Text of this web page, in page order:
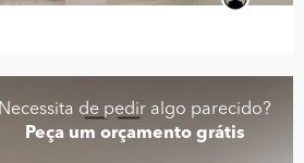
Necessita de pedir algo parecido?
Peça um orçamento grátis